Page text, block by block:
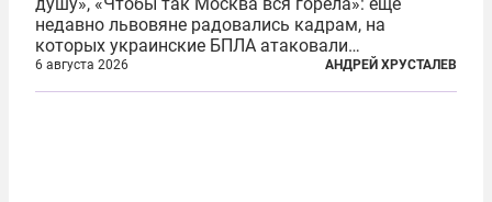
недавно львовяне радовались кадрам, на
которых украинские БПЛА атаковали
нефтеперерабатывающие предприятия России. В
скором времени оказалось, что в «эту игру можно
6 августа 2026 АНДРЕЙ ХРУСТАЛЕВ